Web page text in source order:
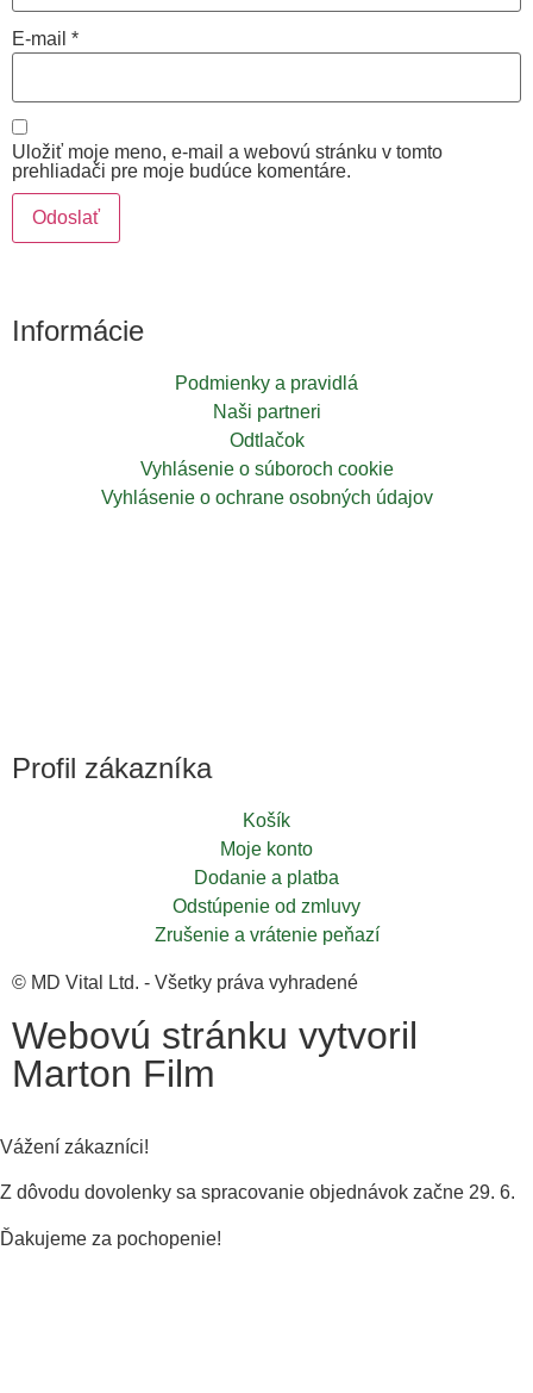
E-mail *
Uložiť moje meno, e-mail a webovú stránku v tomto
prehliadači pre moje budúce komentáre.
Informácie
Podmienky a pravidlá
Naši partneri
Odtlačok
Vyhlásenie o súboroch cookie
Vyhlásenie o ochrane osobných údajov
Profil zákazníka
Košík
Moje konto
Dodanie a platba
Odstúpenie od zmluvy
Zrušenie a vrátenie peňazí
© MD Vital Ltd. - Všetky práva vyhradené
Webovú stránku vytvoril
Marton Film
Vážení zákazníci!
Z dôvodu dovolenky sa spracovanie objednávok začne 29. 6.
Ďakujeme za pochopenie!